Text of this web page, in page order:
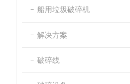
船用垃圾破碎机
解决方案
破碎线